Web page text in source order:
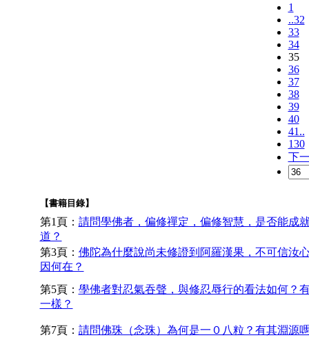
1
..32
33
34
35
36
37
38
39
40
41..
130
下
【書籍目錄】
第1頁： 請問學佛者，偏修禪定，偏修智慧，是否能成
道？
第3頁： 佛陀為什麼說尚未修證到阿羅漢果，不可信汝
因何在？
第5頁： 學佛者對忍氣吞聲，與修忍辱行的看法如何？
一樣？
第7頁： 請問佛珠（念珠）為何是一０八粒？有其淵源